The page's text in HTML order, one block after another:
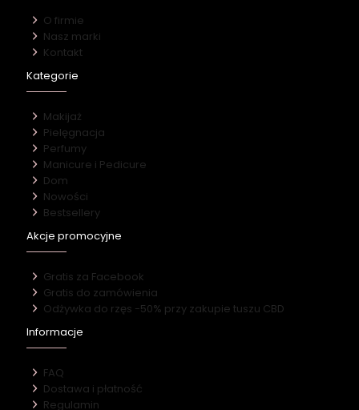
O firmie
Nasz marki
Kontakt
Kategorie
Makijaż
Pielęgnacja
Perfumy
Manicure i Pedicure
Dom
Nowości
Bestsellery
Akcje promocyjne
Gratis za Facebook
Gratis do zamówienia
Odżywka do rzęs -50% przy zakupie tuszu CBD
Informacje
FAQ
Dostawa i płatność
Regulamin